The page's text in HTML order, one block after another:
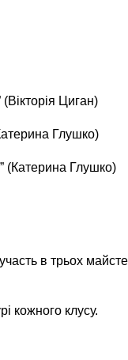
Циган)
Глушко)
(Катерина Глушко)
в трьох
кожного клусу.